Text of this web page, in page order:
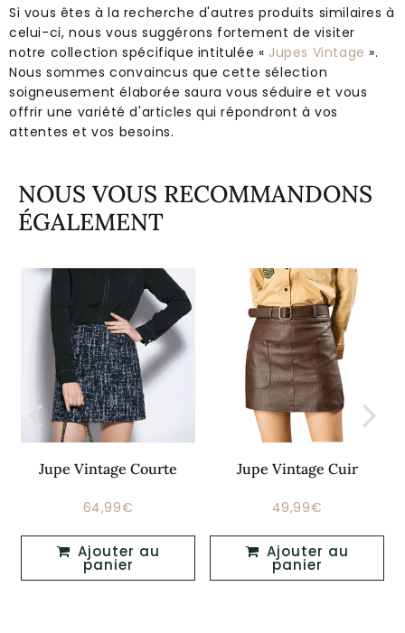
Si vous êtes à la recherche d'autres produits similaires à
celui-ci, nous vous suggérons fortement de visiter
notre collection spécifique intitulée « Jupes Vintage ».
Nous sommes convaincus que cette sélection
soigneusement élaborée saura vous séduire et vous
offrir une variété d'articles qui répondront à vos
attentes et vos besoins.
NOUS VOUS RECOMMANDONS
ÉGALEMENT
Jupe Vintage Courte
Prix
64,99€
panier
Jupe Vintage Cuir
Prix
49,99€
panier